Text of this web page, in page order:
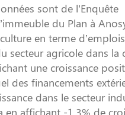
sont de l’Enquête
du Plan à
en terme
secteur agricole dans la
une croissance
des financements
dans le secteur
en affichant -1,3% de